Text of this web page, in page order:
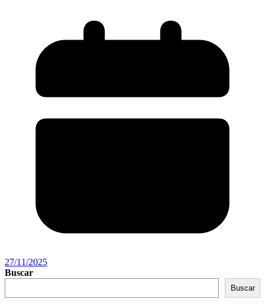
27/11/2025
Buscar
Buscar